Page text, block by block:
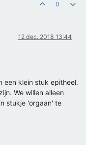
0
12 dec. 2018 13:44
een klein stuk epitheel.
We willen alleen
stukje 'orgaan' te